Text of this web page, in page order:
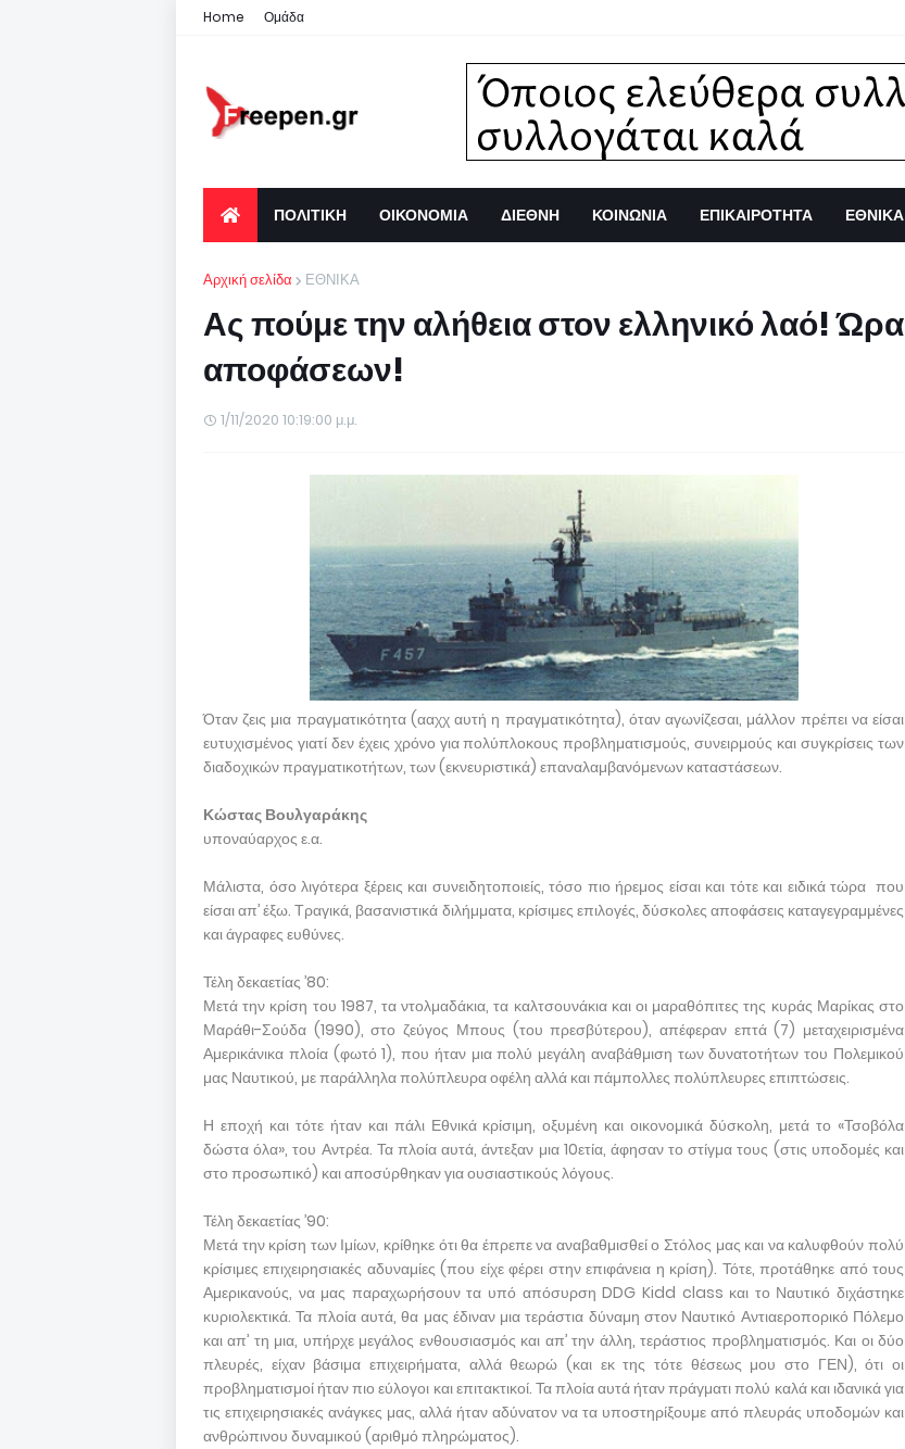
Home Ομάδα
ΠΟΛΙΤΙΚΗ ΟΙΚΟΝΟΜΙΑ ΔΙΕΘΝΗ ΚΟΙΝΩΝΙΑ ΕΠΙΚΑΙΡΟΤΗΤΑ ΕΘΝΙΚΑ
Αρχική σελίδα ΕΘΝΙΚΑ
Ας πούμε την αλήθεια στον ελληνικό λαό! Ώρα
αποφάσεων!
1/11/2020 10:19:00 μ.μ.
Όταν ζεις μια πραγματικότητα (ααχχ αυτή η πραγματικότητα), όταν αγωνίζεσαι, μάλλον πρέπει να είσαι
ευτυχισμένος γιατί δεν έχεις χρόνο για πολύπλοκους προβληματισμούς, συνειρμούς και συγκρίσεις των
διαδοχικών πραγματικοτήτων, των (εκνευριστικά) επαναλαμβανόμενων καταστάσεων.
Κώστας Βουλγαράκης
υποναύαρχος ε.α.
Μάλιστα, όσο λιγότερα ξέρεις και συνειδητοποιείς, τόσο πιο ήρεμος είσαι και τότε και ειδικά τώρα που
είσαι απ’ έξω. Τραγικά, βασανιστικά διλήμματα, κρίσιμες επιλογές, δύσκολες αποφάσεις καταγεγραμμένες
και άγραφες ευθύνες.
Τέλη δεκαετίας ’80:
Μετά την κρίση του 1987, τα ντολμαδάκια, τα καλτσουνάκια και οι μαραθόπιτες της κυράς Μαρίκας στο
Μαράθι-Σούδα (1990), στο ζεύγος Μπους (του πρεσβύτερου), απέφεραν επτά (7) μεταχειρισμένα
Αμερικάνικα πλοία (φωτό 1), που ήταν μια πολύ μεγάλη αναβάθμιση των δυνατοτήτων του Πολεμικού
μας Ναυτικού, με παράλληλα πολύπλευρα οφέλη αλλά και πάμπολλες πολύπλευρες επιπτώσεις.
Η εποχή και τότε ήταν και πάλι Εθνικά κρίσιμη, οξυμένη και οικονομικά δύσκολη, μετά το «Τσοβόλα
δώστα όλα», του Αντρέα. Τα πλοία αυτά, άντεξαν μια 10ετία, άφησαν το στίγμα τους (στις υποδομές και
στο προσωπικό) και αποσύρθηκαν για ουσιαστικούς λόγους.
Τέλη δεκαετίας ’90:
Μετά την κρίση των Ιμίων, κρίθηκε ότι θα έπρεπε να αναβαθμισθεί ο Στόλος μας και να καλυφθούν πολύ
κρίσιμες επιχειρησιακές αδυναμίες (που είχε φέρει στην επιφάνεια η κρίση). Τότε, προτάθηκε από τους
Αμερικανούς, να μας παραχωρήσουν τα υπό απόσυρση DDG Kidd class και το Ναυτικό διχάστηκε
κυριολεκτικά. Τα πλοία αυτά, θα μας έδιναν μια τεράστια δύναμη στον Ναυτικό Αντιαεροπορικό Πόλεμο
και απ’ τη μια, υπήρχε μεγάλος ενθουσιασμός και απ’ την άλλη, τεράστιος προβληματισμός. Και οι δύο
πλευρές, είχαν βάσιμα επιχειρήματα, αλλά θεωρώ (και εκ της τότε θέσεως μου στο ΓΕΝ), ότι οι
προβληματισμοί ήταν πιο εύλογοι και επιτακτικοί. Τα πλοία αυτά ήταν πράγματι πολύ καλά και ιδανικά για
τις επιχειρησιακές ανάγκες μας, αλλά ήταν αδύνατον να τα υποστηρίξουμε από πλευράς υποδομών και
ανθρώπινου δυναμικού (αριθμό πληρώματος).